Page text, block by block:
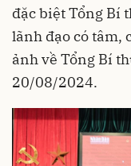
đặc biệt Tổng Bí
lãnh đạo có tâm,
ảnh về Tổng Bí
20/08/2024.